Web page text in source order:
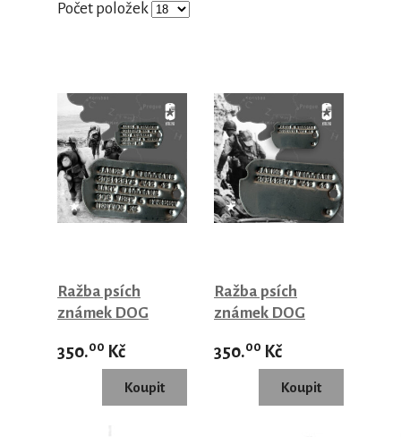
Počet položek
Ražba psích
známek DOG
350.00 Kč
Ražba psích
známek DOG
350.00 Kč